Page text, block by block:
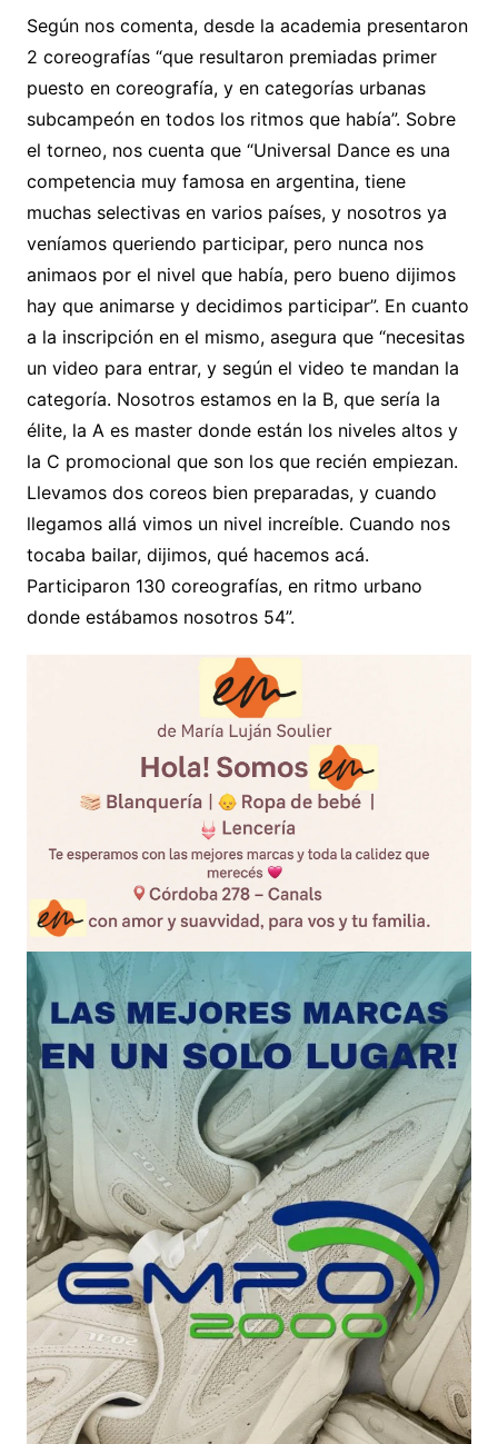
Según nos comenta, desde la academia presentaron
2 coreografías “que resultaron premiadas primer
puesto en coreografía, y en categorías urbanas
subcampeón en todos los ritmos que había”. Sobre
el torneo, nos cuenta que “Universal Dance es una
competencia muy famosa en argentina, tiene
muchas selectivas en varios países, y nosotros ya
veníamos queriendo participar, pero nunca nos
animaos por el nivel que había, pero bueno dijimos
hay que animarse y decidimos participar”. En cuanto
a la inscripción en el mismo, asegura que “necesitas
un video para entrar, y según el video te mandan la
categoría. Nosotros estamos en la B, que sería la
élite, la A es master donde están los niveles altos y
la C promocional que son los que recién empiezan.
Llevamos dos coreos bien preparadas, y cuando
llegamos allá vimos un nivel increíble. Cuando nos
tocaba bailar, dijimos, qué hacemos acá.
Participaron 130 coreografías, en ritmo urbano
donde estábamos nosotros 54”.